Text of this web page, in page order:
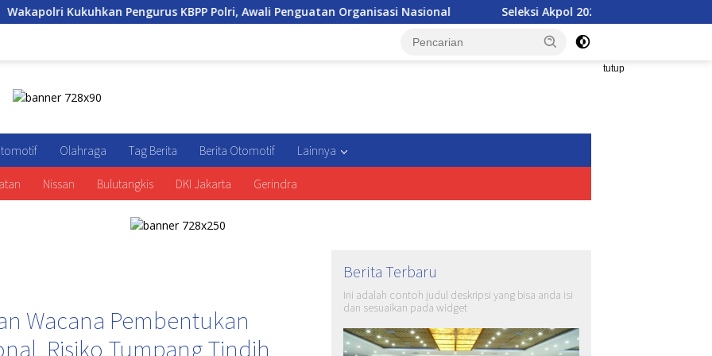
Pengurus KBPP Polri, Awali Penguatan Organisasi Nasional
Seleksi Akpol 2026 Makin Modern, Nilai Ujian Bisa
tutup
Olahraga Tag Berita Berita Otomotif Lainnya
Nissan Bulutangkis DKI Jakarta Gerindra
Wacana Pembentukan
Risiko Tumpang Tindih
Berita Terbaru
Ini adalah contoh judul deskripsi yang bisa anda isi
dan sesuaikan pada widget